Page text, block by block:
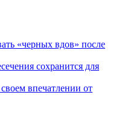
«черных вдов» после
сохранится для
впечатлении от